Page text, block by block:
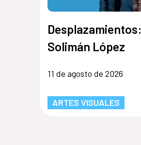
Desplazamientos:
Solimán López
11 de agosto de 2026
ARTES VISUALES